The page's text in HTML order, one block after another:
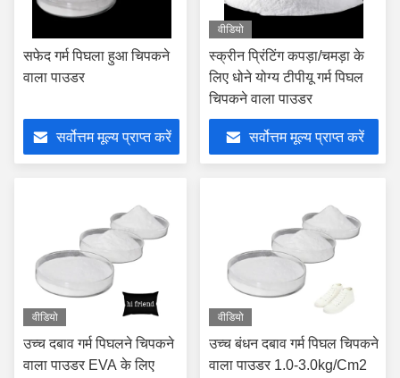
सफेद गर्म पिघला हुआ चिपकने
वाला पाउडर
सर्वोत्तम मूल्य प्राप्त करें
वीडियो
स्क्रीन प्रिंटिंग कपड़ा/चमड़ा के
लिए धोने योग्य टीपीयू गर्म पिघल
चिपकने वाला पाउडर
सर्वोत्तम मूल्य प्राप्त करें
वीडियो
उच्च दबाव गर्म पिघलने चिपकने
वाला पाउडर EVA के लिए
वीडियो
उच्च बंधन दबाव गर्म पिघल चिपकने
वाला पाउडर 1.0-3.0kg/Cm2